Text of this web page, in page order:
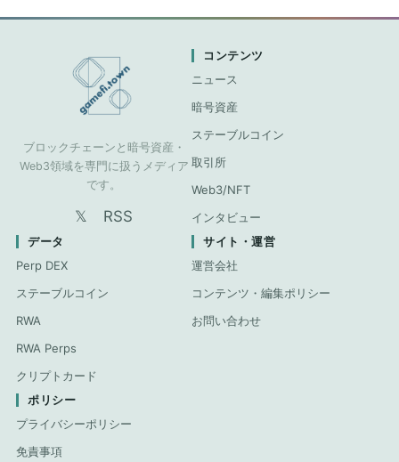
ブロックチェーンと暗号資産・
Web3領域を専門に扱うメディア
です。
𝕏 RSS
コンテンツ
ニュース
暗号資産
ステーブルコイン
取引所
Web3/NFT
インタビュー
データ
Perp DEX
ステーブルコイン
RWA
RWA Perps
クリプトカード
サイト・運営
運営会社
コンテンツ・編集ポリシー
お問い合わせ
ポリシー
プライバシーポリシー
免責事項